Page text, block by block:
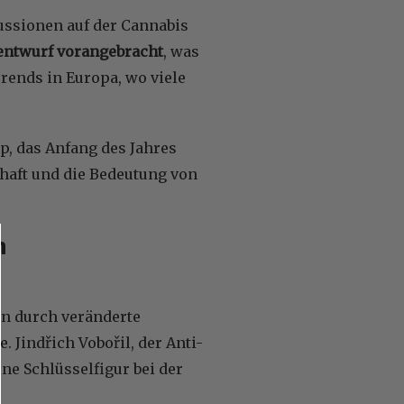
auf der Cannabis
vorangebracht, was
in Europa, wo viele
das Anfang des Jahres
und die Bedeutung von
durch veränderte
Jindřich Vobořil, der Anti-
Schlüsselfigur bei der